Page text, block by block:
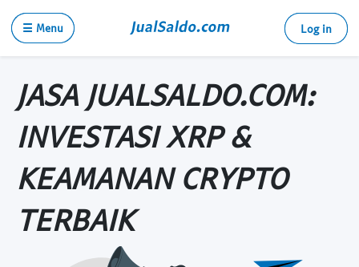
☰ Menu Log in
JASA JUALSALDO.COM:
INVESTASI XRP &
KEAMANAN CRYPTO
TERBAIK